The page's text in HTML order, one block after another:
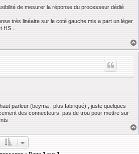
de mesurer la réponse du processeur dédié
très linéaire sur le coté gauche mis a part un léger
parleur (beyma , plus fabriqué) , juste quelques
des connecteurs, pas de trou pour mettre sur